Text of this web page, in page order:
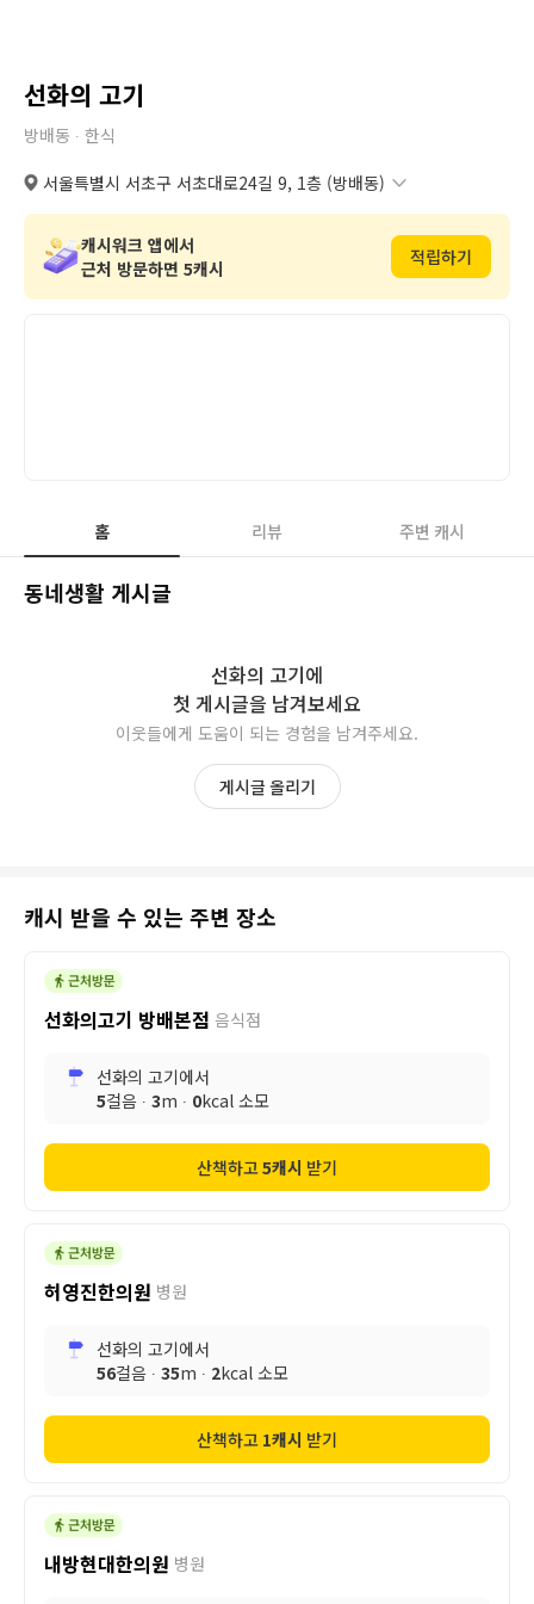
선화의 고기
방배동 ∙ 한식
서울특별시 서초구 서초대로24길 9, 1층 (방배동)
지번 서울특별시 서초구 방배동 936번지 4호 1층 복사
캐시워크 앱에서
근처 방문하면 5캐시
적립하기
홈 리뷰 주변 캐시
동네생활 게시글
선화의 고기에
첫 게시글을 남겨보세요
이웃들에게 도움이 되는 경험을 남겨주세요.
게시글 올리기
캐시 받을 수 있는 주변 장소
선화의고기 방배본점 음식점
선화의 고기에서
5걸음 ∙ 3m ∙ 0kcal 소모
산책하고5캐시 받기
허영진한의원 병원
선화의 고기에서
56걸음 ∙ 35m ∙ 2kcal 소모
산책하고 1캐시 받기
내방현대한의원 병원